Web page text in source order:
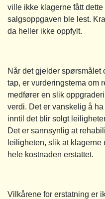
ville ikke klagerne fått
salgsoppgaven ble lest.
da heller ikke oppfylt.
Når det gjelder spørsmålet
tap, er vurderingstema om
medfører en slik
verdi. Det er vanskelig å
inntil det blir solgt
Det er sannsynlig at
leiligheten, slik at klagerne
hele kostnaden erstattet.
Vilkårene for erstatning er